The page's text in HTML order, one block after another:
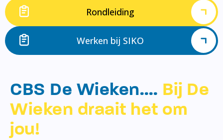
Rondleiding
Werken bij SIKO
CBS De Wieken…. Bij De
Wieken draait het om
jou!